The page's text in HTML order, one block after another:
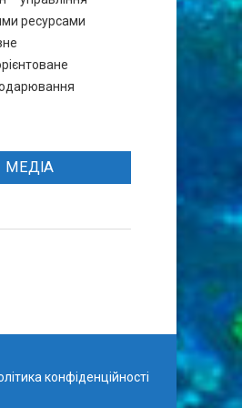
ресурсами
МЕДІА
конфіденційності